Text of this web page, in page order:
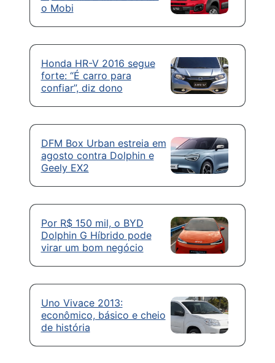
o Mobi
Honda HR-V 2016 segue
forte: “É carro para
confiar”, diz dono
DFM Box Urban estreia em
agosto contra Dolphin e
Geely EX2
Por R$ 150 mil, o BYD
Dolphin G Híbrido pode
virar um bom negócio
Uno Vivace 2013:
econômico, básico e cheio
de história